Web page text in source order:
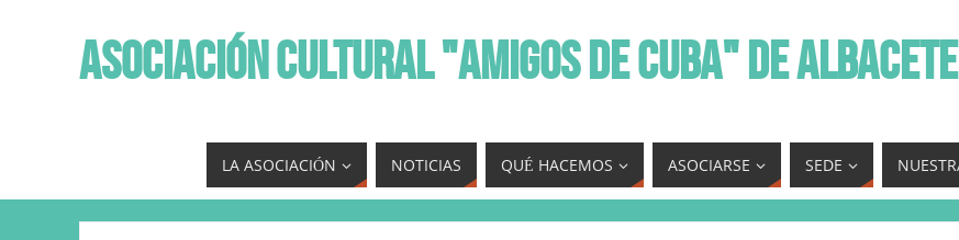
ASOCIACIÓN CULTURAL "AMIGOS DE CUBA" DE ALBACETE
LA ASOCIACIÓN NOTICIAS QUÉ HACEMOS ASOCIARSE SEDE